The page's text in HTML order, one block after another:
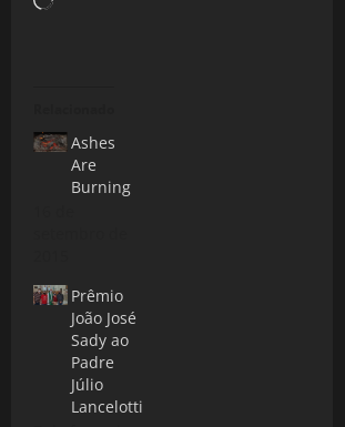
Ashes
Are
Burning
Prêmio
João José
Sady ao
Padre
Júlio
Lancelotti